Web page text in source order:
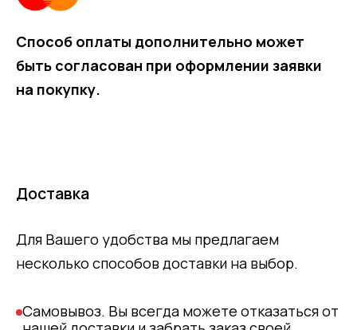
Способ оплаты дополнительно может
быть согласован при оформлении заявки
на покупку.
Доставка
Для Вашего удобства мы предлагаем
несколько способов доставки на выбор.
Самовывоз. Вы всегда можете отказаться от